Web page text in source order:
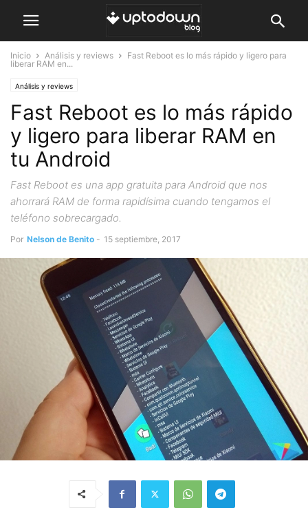
Inicio Análisis y reviews
Fast Reboot es lo más rápido y ligero para
liberar RAM en...
Análisis y reviews
Fast Reboot es lo más rápido
y ligero para liberar RAM en
tu Android
Fast Reboot es una app gratuita para Android que nos
ahorrará RAM de forma rapidísima cuando tengamos el
teléfono sobrecargado.
Por Nelson de Benito - 15 septiembre, 2017